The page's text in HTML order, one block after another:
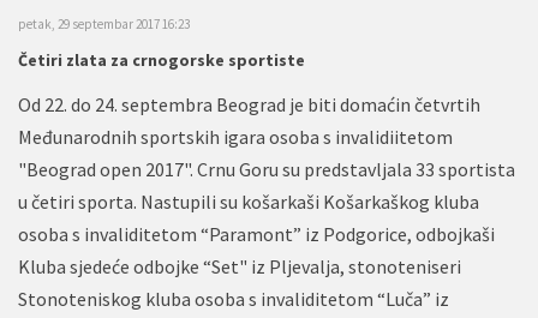
petak, 29 septembar 2017 16:23
Četiri zlata za crnogorske sportiste
Od 22. do 24. septembra Beograd je biti domaćin četvrtih
Međunarodnih sportskih igara osoba s invalidiitetom
"Beograd open 2017". Crnu Goru su predstavljala 33 sportista
u četiri sporta. Nastupili su košarkaši Košarkaškog kluba
osoba s invaliditetom “Paramont” iz Podgorice, odbojkaši
Kluba sjedeće odbojke “Set" iz Pljevalja, stonoteniseri
Stonoteniskog kluba osoba s invaliditetom “Luča” iz